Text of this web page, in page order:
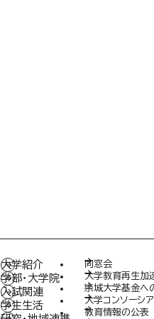
大学紹介
学部・大学院
入試関連
学生生活
同窓会
大学教育再生加
崇城大学基金へ
大学コンソーシ
教育情報の公表